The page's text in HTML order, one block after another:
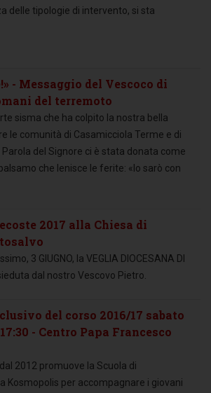
delle tipologie di intervento, si sta
- Messaggio del Vescoco di
del terremoto
sisma che ha colpito la nostra bella
le comunità di Casamicciola Terme e di
Parola del Signore ci è stata donata come
che lenisce le ferite: «Io sarò con
2017 alla Chiesa di
3 GIUGNO, la VEGLIA DIOCESANA DI
dal nostro Vescovo Pietro.
del corso 2016/17 sabato
- Centro Papa Francesco
dal 2012 promuove la Scuola di
Kosmopolis per accompagnare i giovani